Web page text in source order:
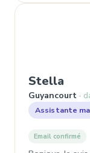
Stella
Guyancourt
Assistante
Email confirmé